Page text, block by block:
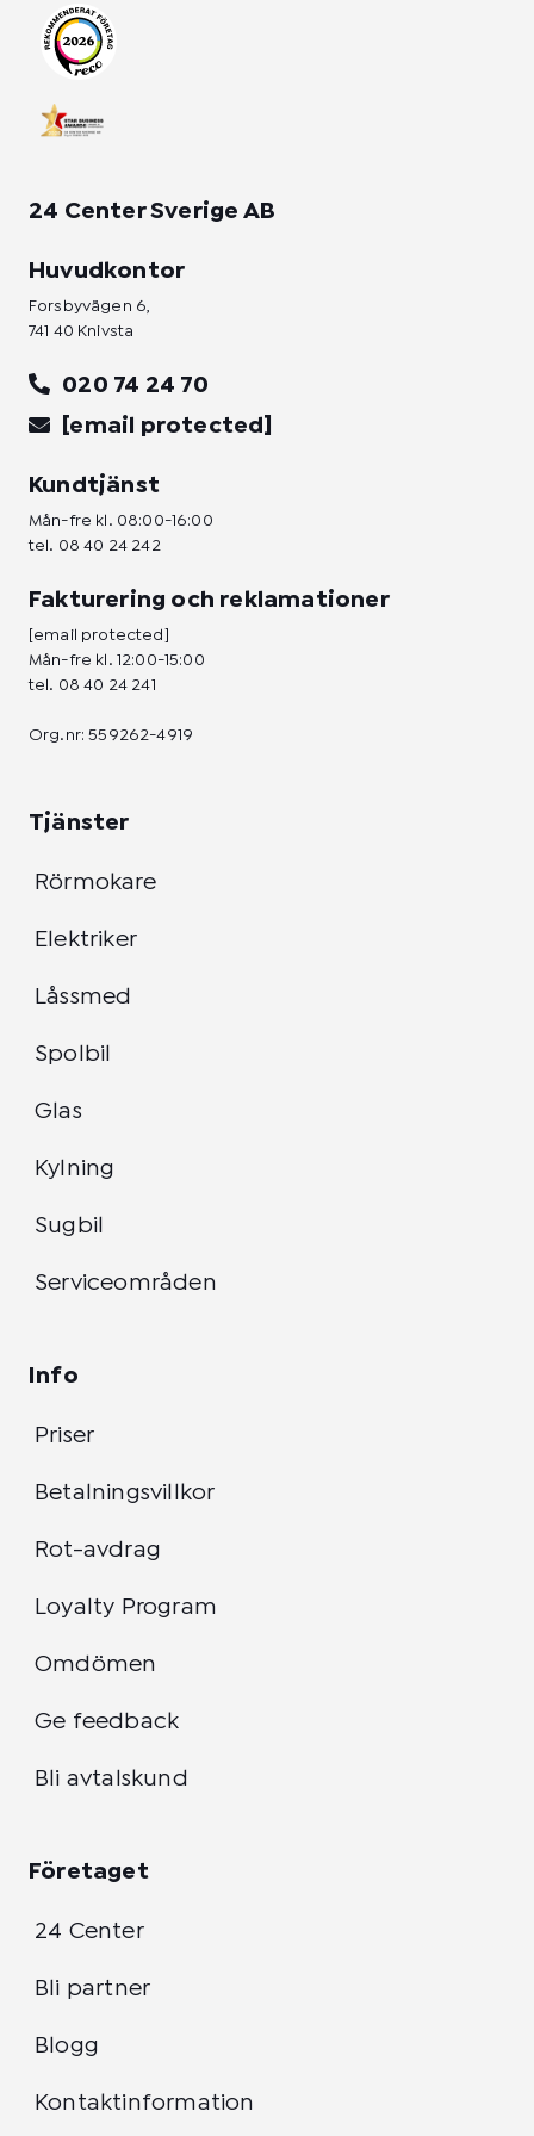
24 Center Sverige AB
Huvudkontor
Forsbyvägen 6,
741 40 Knivsta
020 74 24 70
[email protected]
Kundtjänst
Mån-fre kl. 08:00-16:00
tel. 08 40 24 242
Fakturering och reklamationer
[email protected]
Mån-fre kl. 12:00-15:00
tel. 08 40 24 241
Org.nr: 559262-4919
Tjänster
Rörmokare
Elektriker
Låssmed
Spolbil
Glas
Kylning
Sugbil
Serviceområden
Info
Priser
Betalningsvillkor
Rot-avdrag
Loyalty Program
Omdömen
Ge feedback
Bli avtalskund
Företaget
24 Center
Bli partner
Blogg
Kontaktinformation